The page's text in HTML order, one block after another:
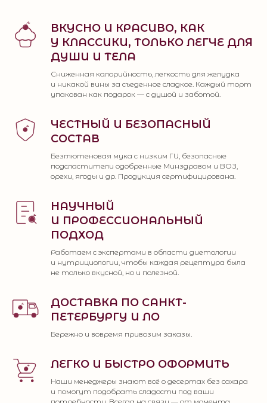
ВКУСНО И КРАСИВО, КАК
У КЛАССИКИ, ТОЛЬКО ЛЕГЧЕ ДЛЯ
ДУШИ И ТЕЛА
Сниженная калорийность, легкость для желудка
и никакой вины за съеденное сладкое. Каждый торт
упакован как подарок — с душой и заботой.
ЧЕСТНЫЙ И БЕЗОПАСНЫЙ
СОСТАВ
Безглютеновая мука с низким ГИ, безопасные
подсластители одобренные Минздравом и ВОЗ,
орехи, ягоды и др. Продукция сертифицирована.
НАУЧНЫЙ
И ПРОФЕССИОНАЛЬНЫЙ
ПОДХОД
Работаем с экспертами в области диетологии
и нутрициологии, чтобы каждая рецептура была
не только вкусной, но и полезной.
ДОСТАВКА ПО САНКТ-
ПЕТЕРБУРГУ И ЛО
Бережно и вовремя привозим заказы.
ЛЕГКО И БЫСТРО ОФОРМИТЬ
Наши менеджеры знают всё о десертах без сахара
и помогут подобрать сладости под ваши